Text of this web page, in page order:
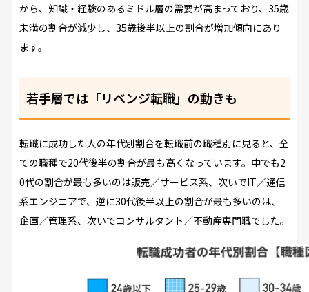
から、知識・経験のあるミドル層の需要が高まっており、35歳
未満の割合が減少し、35歳後半以上の割合が増加傾向にあり
ます。
若手層では「リベンジ転職」の動きも
転職に成功した人の年代別割合を転職前の職種別に見ると、全
ての職種で20代後半の割合が最も高くなっています。中でも2
0代の割合が最も多いのは販売／サービス系、次いでIT／通信
系エンジニアで、逆に30代後半以上の割合が最も多いのは、
企画／管理系、次いでコンサルタント／不動産専門職でした。